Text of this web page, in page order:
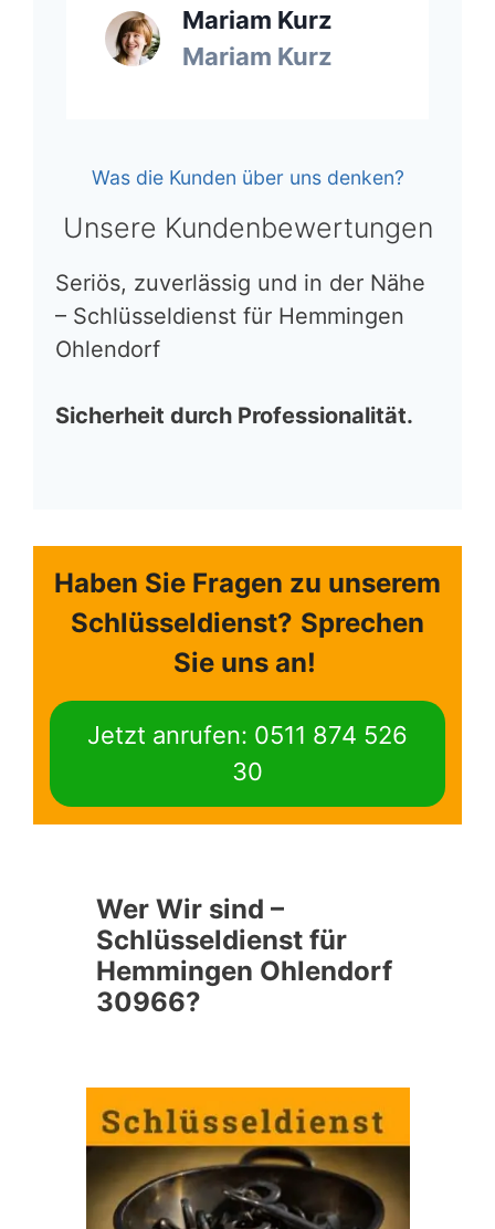
Mariam Kurz
Mariam Kurz
Was die Kunden über uns denken?
Unsere Kundenbewertungen
Seriös, zuverlässig und in der Nähe
– Schlüsseldienst für Hemmingen
Ohlendorf
Sicherheit durch Professionalität.
Haben Sie Fragen zu unserem
Schlüsseldienst? Sprechen
Sie uns an!
Jetzt anrufen: 0511 874 526
30
Wer Wir sind –
Schlüsseldienst für
Hemmingen Ohlendorf
30966?